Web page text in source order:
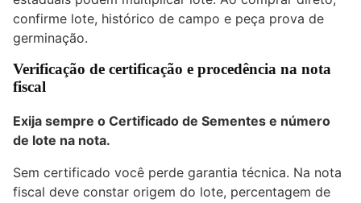
confirme lote, histórico de campo e peça prova de
germinação.
Verificação de certificação e procedência na nota
fiscal
Exija sempre o Certificado de Sementes e número
de lote na nota.
Sem certificado você perde garantia técnica. Na nota
fiscal deve constar origem do lote, percentagem de